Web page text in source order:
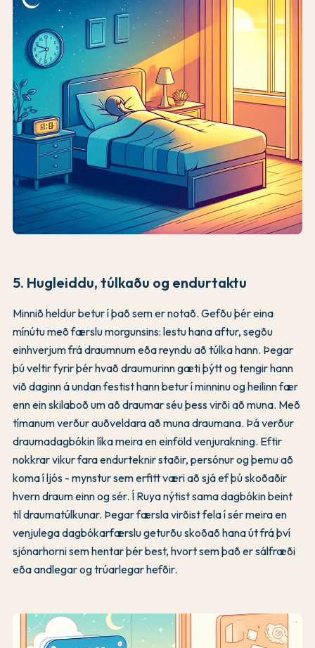
5. Hugleiddu, túlkaðu og endurtaktu
Minnið heldur betur í það sem er notað. Gefðu þér eina
mínútu með færslu morgunsins: lestu hana aftur, segðu
einhverjum frá draumnum eða reyndu að túlka hann. Þegar
þú veltir fyrir þér hvað draumurinn gæti þýtt og tengir hann
við daginn á undan festist hann betur í minninu og heilinn fær
enn ein skilaboð um að draumar séu þess virði að muna. Með
tímanum verður auðveldara að muna draumana. Þá verður
draumadagbókin líka meira en einföld venjurakning. Eftir
nokkrar vikur fara endurteknir staðir, persónur og þemu að
koma í ljós - mynstur sem erfitt væri að sjá ef þú skoðaðir
hvern draum einn og sér. Í Ruya nýtist sama dagbókin beint
til draumatúlkunar. Þegar færsla virðist fela í sér meira en
venjulega dagbókarfærslu geturðu skoðað hana út frá því
sjónarhorni sem hentar þér best, hvort sem það er sálfræði
eða andlegar og trúarlegar hefðir.